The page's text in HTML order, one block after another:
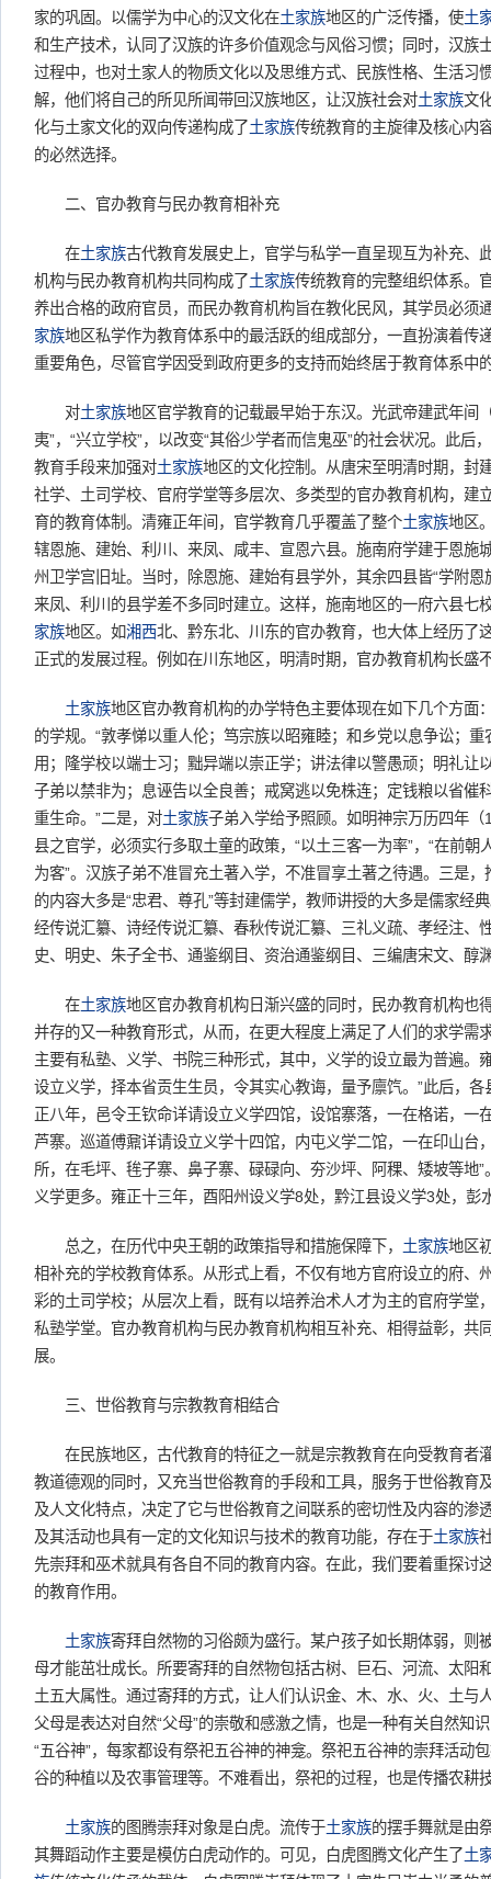
家的巩固。以儒学为中心的汉文化在土家族地区的广泛传播，使土
和生产技术，认同了汉族的许多价值观念与风俗习惯；同时，汉族
过程中，也对土家人的物质文化以及思维方式、民族性格、生活习
解，他们将自己的所见所闻带回汉族地区，让汉族社会对土家族文
化与土家文化的双向传递构成了土家族传统教育的主旋律及核心内
的必然选择。
二、官办教育与民办教育相补充
在土家族古代教育发展史上，官学与私学一直呈现互为补充、
机构与民办教育机构共同构成了土家族传统教育的完整组织体系。
养出合格的政府官员，而民办教育机构旨在教化民风，其学员必须
家族地区私学作为教育体系中的最活跃的组成部分，一直扮演着传
重要角色，尽管官学因受到政府更多的支持而始终居于教育体系中
对土家族地区官学教育的记载最早始于东汉。光武帝建武年间
夷”，“兴立学校”，以改变“其俗少学者而信鬼巫”的社会状况。此后
教育手段来加强对土家族地区的文化控制。从唐宋至明清时期，封
社学、土司学校、官府学堂等多层次、多类型的官办教育机构，建
育的教育体制。清雍正年间，官学教育几乎覆盖了整个土家族地区
辖恩施、建始、利川、来凤、咸丰、宣恩六县。施南府学建于恩施
州卫学宫旧址。当时，除恩施、建始有县学外，其余四县皆“学附恩
来凤、利川的县学差不多同时建立。这样，施南地区的一府六县七
家族地区。如湘西北、黔东北、川东的官办教育，也大体上经历了
正式的发展过程。例如在川东地区，明清时期，官办教育机构长盛
土家族地区官办教育机构的办学特色主要体现在如下几个方面
的学规。“敦孝悌以重人伦；笃宗族以昭雍睦；和乡党以息争讼；
用；隆学校以端士习；黜异端以崇正学；讲法律以警愚顽；明礼让
子弟以禁非为；息诬告以全良善；戒窝逃以免株连；定钱粮以省催
重生命。”二是，对土家族子弟入学给予照顾。如明神宗万历四年
县之官学，必须实行多取土童的政策，“以土三客一为率”，“在前朝
为客”。汉族子弟不准冒充土著入学，不准冒享土著之待遇。三是
的内容大多是“忠君、尊孔”等封建儒学，教师讲授的大多是儒家经
经传说汇纂、诗经传说汇纂、春秋传说汇纂、三礼义疏、孝经注、
史、明史、朱子全书、通鉴纲目、资治通鉴纲目、三编唐宋文、
在土家族地区官办教育机构日渐兴盛的同时，民办教育机构也
并存的又一种教育形式，从而，在更大程度上满足了人们的求学需
主要有私塾、义学、书院三种形式，其中，义学的设立最为普遍。
设立义学，择本省贡生生员，令其实心教诲，量予廪饩。”此后，各
正八年，邑令王钦命详请设立义学四馆，设馆寨落，一在格诺，一
芦寨。巡道傅鼐详请设立义学十四馆，内屯义学二馆，一在印山台
所，在毛坪、毪子寨、鼻子寨、碌碌向、夯沙坪、阿稞、矮坡等地
义学更多。雍正十三年，酉阳州设义学8处，黔江县设义学3处，彭
总之，在历代中央王朝的政策指导和措施保障下， 土家族地区
相补充的学校教育体系。从形式上看，不仅有地方官府设立的府、
彩的土司学校；从层次上看，既有以培养治术人才为主的官府学堂
私塾学堂。官办教育机构与民办教育机构相互补充、相得益彰，共
展。
三、世俗教育与宗教教育相结合
在民族地区，古代教育的特征之一就是宗教教育在向受教育者
教道德观的同时，又充当世俗教育的手段和工具，服务于世俗教育
及人文化特点，决定了它与世俗教育之间联系的密切性及内容的渗
及其活动也具有一定的文化知识与技术的教育功能，存在于土家族
先崇拜和巫术就具有各自不同的教育内容。在此，我们要着重探讨
的教育作用。
土家族寄拜自然物的习俗颇为盛行。某户孩子如长期体弱，则
母才能茁壮成长。所要寄拜的自然物包括古树、巨石、河流、太阳
土五大属性。通过寄拜的方式，让人们认识金、木、水、火、土与
父母是表达对自然“父母”的崇敬和感激之情，也是一种有关自然知
“五谷神”，每家都设有祭祀五谷神的神龛。祭祀五谷神的崇拜活动
谷的种植以及农事管理等。不难看出，祭祀的过程，也是传播农耕
土家族的图腾崇拜对象是白虎。流传于土家族的摆手舞就是由
其舞蹈动作主要是模仿白虎动作的。可见，白虎图腾文化产生了土